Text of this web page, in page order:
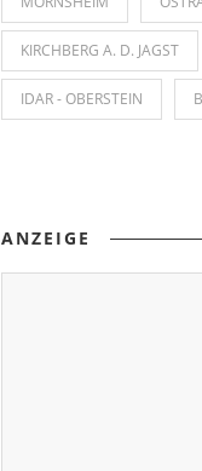
KIRCHBERG A. D. JAGST
IDAR - OBERSTEIN
ANZEIGE